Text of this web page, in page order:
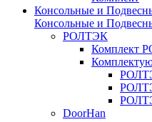
Консольные и
Консольные и
РОЛТЭК
Комплект
DoorHan